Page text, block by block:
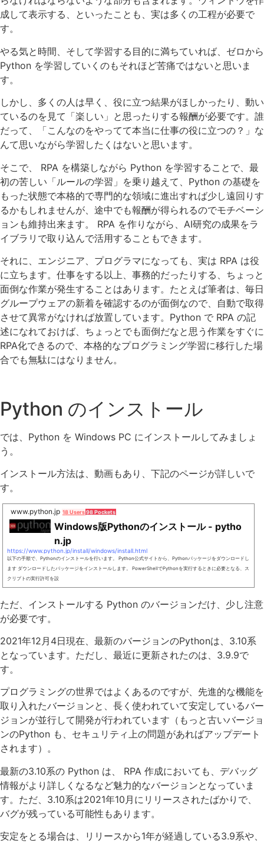
成して表示する、といったことも、実は多くの工程が必要で
す。
やる気と時間、そして学習する目的に満ちていれば、ゼロから
Python を学習していくのもそれほど苦痛ではないと思いま
す。
しかし、多くの人は早く、役に立つ結果がほしかったり、動い
ているのを見て「楽しい」と思ったりする報酬が必要です。誰
だって、「こんなのをやってて本当に仕事の役に立つの？」な
んて思いながら学習したくはないと思います。
そこで、 RPA を構築しながら Python を学習することで、最
初の苦しい「ルールの学習」を乗り越えて、Python の基礎を
もった状態で本格的で専門的な領域に進出すれば少し遠回りす
るかもしれませんが、途中でも報酬が得られるのでモチベーシ
ョンも維持出来ます。 RPA を作りながら、AI研究の成果をラ
イブラリで取り込んで活用することもできます。
それに、エンジニア、プログラマになっても、実は RPA は役
に立ちます。仕事をする以上、事務的だったりする、ちょっと
面倒な作業が発生することはあります。たとえば筆者は、毎日
グループウェアの新着を確認するのが面倒なので、自動で取得
させて異常がなければ放置しています。Python で RPA の記
述になれておけば、ちょっとでも面倒だなと思う作業をすぐに
RPA化できるので、本格的なプログラミング学習に移行した場
合でも無駄にはなりません。
Python のインストール
では、Python を Windows PC にインストールしてみましょ
う。
インストール方法は、動画もあり、下記のページが詳しいで
す。
www.python.jp 18 Users98 Pockets
Windows版Pythonのインストール - pytho
n.jp
https://www.python.jp/install/windows/install.html
以下の手順で、Pythonのインストールを行います。 Python公式サイトから、Pythonパッケージをダウンロードし
ます ダウンロードしたパッケージをインストールします。 PowerShellでPythonを実行するときに必要となる、ス
クリプトの実行許可を設
ただ、インストールする Python のバージョンだけ、少し注意
が必要です。
2021年12月4日現在、最新のバージョンのPythonは、3.10系
となっています。ただし、最近に更新されたのは、3.9.9で
す。
プログラミングの世界ではよくあるのですが、先進的な機能を
取り入れたバージョンと、長く使われていて安定しているバー
ジョンが並行して開発が行われています（もっと古いバージョ
ンのPython も、セキュリティ上の問題があればアップデート
されます）。
最新の3.10系の Python は、 RPA 作成においても、デバッグ
情報がより詳しくなるなど魅力的なバージョンとなっていま
す。ただ、3.10系は2021年10月にリリースされたばかりで、
バグが残っている可能性もあります。
安定をとる場合は、リリースから1年が経過している3.9系や、